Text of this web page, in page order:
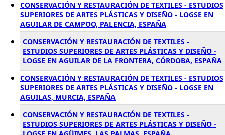
CONSERVACIÓN Y RESTAURACIÓN DE TEXTILES - ESTUDIOS
SUPERIORES DE ARTES PLÁSTICAS Y DISEÑO - LOGSE EN
AGUILAR DE CAMPOO, PALENCIA, ESPAÑA
CONSERVACIÓN Y RESTAURACIÓN DE TEXTILES -
ESTUDIOS SUPERIORES DE ARTES PLÁSTICAS Y DISEÑO -
LOGSE EN AGUILAR DE LA FRONTERA, CÓRDOBA, ESPAÑA
CONSERVACIÓN Y RESTAURACIÓN DE TEXTILES - ESTUDIOS
SUPERIORES DE ARTES PLÁSTICAS Y DISEÑO - LOGSE EN
AGUILAS, MURCIA, ESPAÑA
CONSERVACIÓN Y RESTAURACIÓN DE TEXTILES -
ESTUDIOS SUPERIORES DE ARTES PLÁSTICAS Y DISEÑO -